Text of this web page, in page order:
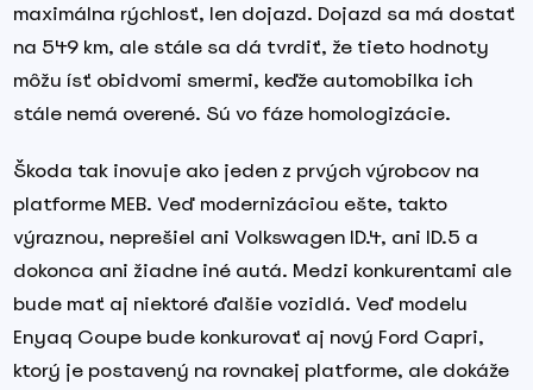
maximálna rýchlosť, len dojazd. Dojazd sa má dostať
na 549 km, ale stále sa dá tvrdiť, že tieto hodnoty
môžu ísť obidvomi smermi, keďže automobilka ich
stále nemá overené. Sú vo fáze homologizácie.
Škoda tak inovuje ako jeden z prvých výrobcov na
platforme MEB. Veď modernizáciou ešte, takto
výraznou, neprešiel ani Volkswagen ID.4, ani ID.5 a
dokonca ani žiadne iné autá. Medzi konkurentami ale
bude mať aj niektoré ďalšie vozidlá. Veď modelu
Enyaq Coupe bude konkurovať aj nový Ford Capri,
ktorý je postavený na rovnakej platforme, ale dokáže